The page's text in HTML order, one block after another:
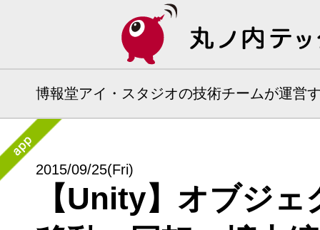
博報堂アイ・スタジオの技術チームが運営
2015/09/25(Fri)
【Unity】オブジェ